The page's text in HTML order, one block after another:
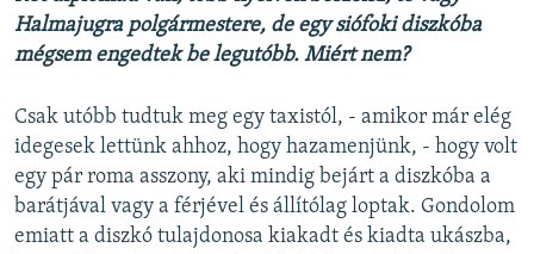
Halmajugra polgármestere, de egy siófoki diszkóba
mégsem engedtek be legutóbb. Miért nem?
Csak utóbb tudtuk meg egy taxistól, - amikor már elég
idegesek lettünk ahhoz, hogy hazamenjünk, - hogy volt
egy pár roma asszony, aki mindig bejárt a diszkóba a
barátjával vagy a férjével és állítólag loptak. Gondolom
emiatt a diszkó tulajdonosa kiakadt és kiadta ukászba,